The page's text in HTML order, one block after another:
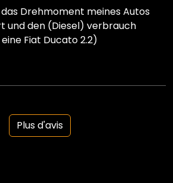
Drehmoment meines Autos
und den (Diesel) verbrauch
Fiat Ducato 2.2)
Plus d'avis